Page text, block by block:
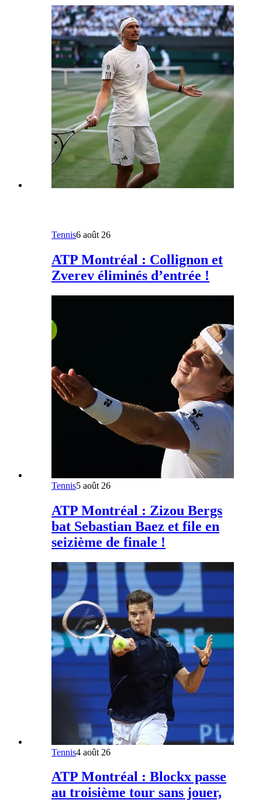
Tennis6 août 26
ATP Montréal : Collignon et
Zverev éliminés d’entrée !
Tennis5 août 26
ATP Montréal : Zizou Bergs
bat Sebastian Baez et file en
seizième de finale !
Tennis4 août 26
ATP Montréal : Blockx passe
au troisième tour sans jouer,